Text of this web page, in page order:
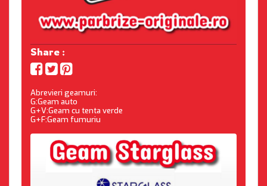
Share :
Abrevieri geamuri:
G:Geam auto
G+V:Geam cu tenta verde
G+F:Geam fumuriu